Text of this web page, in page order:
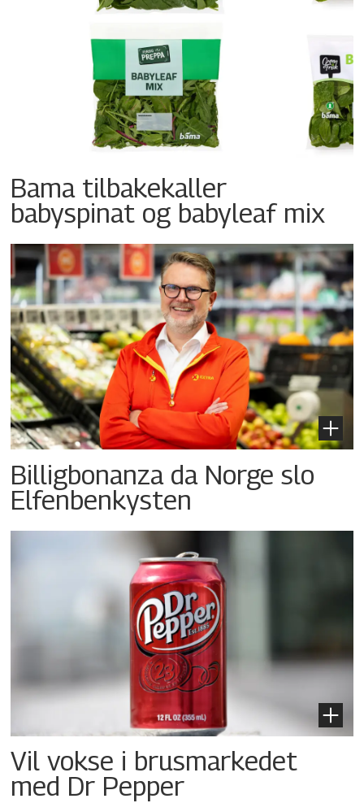
Bama tilbakekaller
babyspinat og babyleaf mix
Billigbonanza da Norge slo
Elfenbenkysten
Vil vokse i brusmarkedet
med Dr Pepper